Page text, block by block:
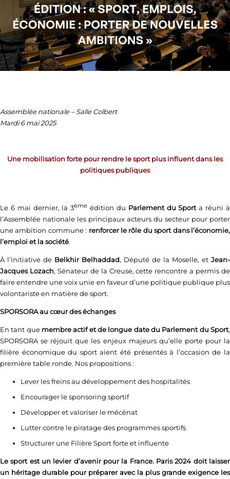
Assemblée nationale – Salle Colbert
Mardi 6 mai 2025
Une mobilisation forte pour rendre le sport plus influent dans les
politiques publiques
Le 6 mai dernier, la 3ème édition du Parlement du Sporta réuni à
l’Assemblée nationale les principaux acteurs du secteur pour porter
une ambition commune : renforcer le rôle du sport dans l’économie,
l’emploi et la société.
À l’initiative de Belkhir Belhaddad, Député de la Moselle, et Jean-
Jacques Lozach, Sénateur de la Creuse, cette rencontre a permis de
faire entendre une voix unie en faveur d’une politique publique plus
volontariste en matière de sport.
SPORSORA au cœur des échanges
En tant que membre actif et de longue date du Parlement du Sport,
SPORSORA se réjouit que les enjeux majeurs qu’elle porte pour la
filière économique du sport aient été présentés à l’occasion de la
première table ronde. Nos propositions :
Lever les freins au développement des hospitalités
Encourager le sponsoring sportif
Développer et valoriser le mécénat
Lutter contre le piratage des programmes sportifs
Structurer une Filière Sport forte et influente
Le sport est un levier d’avenir pour la France. Paris 2024 doit laisser
un héritage durable pour préparer avec la plus grande exigence les